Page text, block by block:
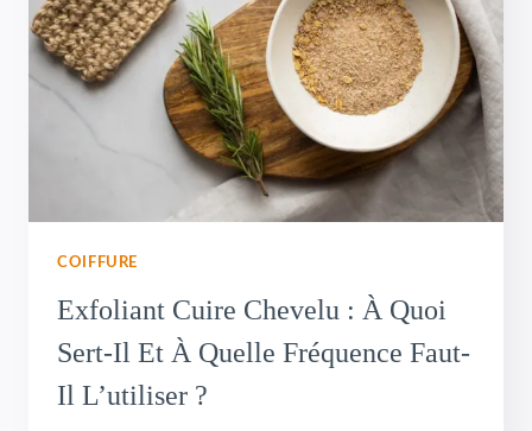
COIFFURE
Exfoliant Cuire Chevelu : À Quoi
Sert-Il Et À Quelle Fréquence Faut-
Il L’utiliser ?